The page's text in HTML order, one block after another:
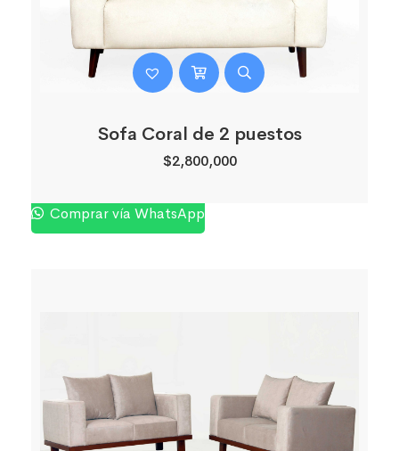
Sofa Coral de 2 puestos
$2,800,000
Comprar vía WhatsApp